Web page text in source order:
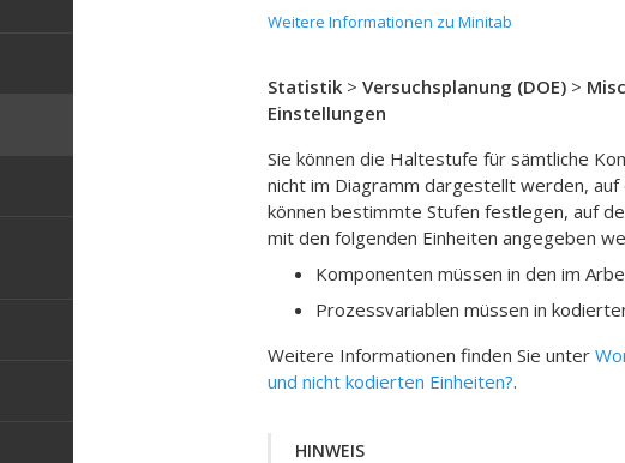
Weitere Informationen zu Minitab
Statistik > Versuchsplanung (DOE) >
Einstellungen
Sie können die Haltestufe für sämtliche
nicht im Diagramm dargestellt werden,
können bestimmte Stufen festlegen, auf
mit den folgenden Einheiten angegeben
Komponenten müssen in den im
Prozessvariablen müssen in
Weitere Informationen finden Sie unter
und nicht kodierten Einheiten?.
HINWEIS